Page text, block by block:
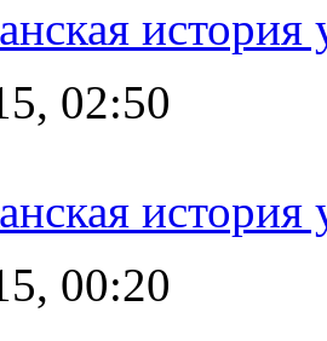
история
02:50
история
00:20